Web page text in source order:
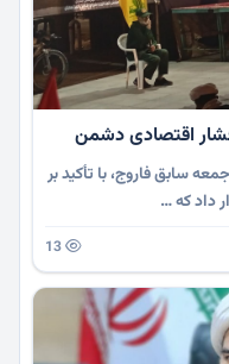
اقتصادی دشمن
سابق فاروج، با تأکید بر
داد که …